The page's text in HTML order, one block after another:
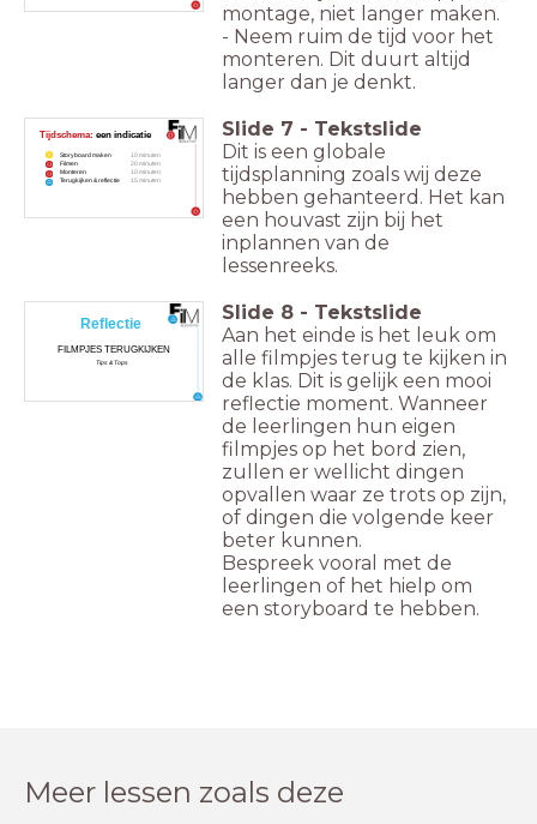
montage, niet langer maken.
- Neem ruim de tijd voor het
monteren. Dit duurt altijd
langer dan je denkt.
Tijdschema: een indicatie
Storyboard maken
Filmen
Monteren
Terugkijken & reflectie
10 minuten
20 minuten
10 minuten
15 minuten
Slide 7 - Tekstslide
Dit is een globale
tijdsplanning zoals wij deze
hebben gehanteerd. Het kan
een houvast zijn bij het
inplannen van de
lessenreeks.
Reflectie
FILMPJES TERUGKIJKEN
Tips & Tops
Slide 8 - Tekstslide
Aan het einde is het leuk om
alle filmpjes terug te kijken in
de klas. Dit is gelijk een mooi
reflectie moment. Wanneer
de leerlingen hun eigen
filmpjes op het bord zien,
zullen er wellicht dingen
opvallen waar ze trots op zijn,
of dingen die volgende keer
beter kunnen.
Bespreek vooral met de
leerlingen of het hielp om
een storyboard te hebben.
Meer lessen zoals deze